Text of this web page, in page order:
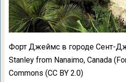
Форт Джеймс в городе Сент-
Stanley from Nanaimo, Canada
Commons (CC BY 2.0)